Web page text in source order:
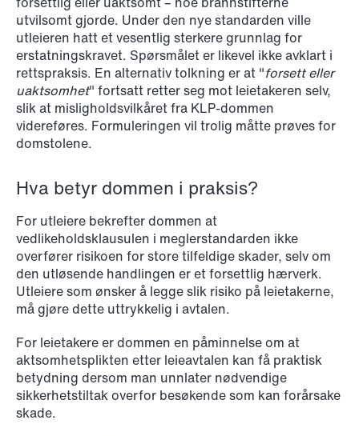
NEWS
prövningstillstånd från andra kvartalet
Read more
utvilsomt gjorde. Under den nye standarden ville
utleieren hatt et vesentlig sterkere grunnlag for
erstatningskravet. Spørsmålet er likevel ikke avklart i
rettspraksis. En alternativ tolkning er at "forsett eller
uaktsomhet" fortsatt retter seg mot leietakeren selv,
slik at misligholdsvilkåret fra KLP-dommen
videreføres. Formuleringen vil trolig måtte prøves for
domstolene.
Hva betyr dommen i praksis?
For utleiere bekrefter dommen at
vedlikeholdsklausulen i meglerstandarden ikke
overfører risikoen for store tilfeldige skader, selv om
den utløsende handlingen er et forsettlig hærverk.
Utleiere som ønsker å legge slik risiko på leietakerne,
må gjøre dette uttrykkelig i avtalen.
For leietakere er dommen en påminnelse om at
aktsomhetsplikten etter leieavtalen kan få praktisk
betydning dersom man unnlater nødvendige
sikkerhetstiltak overfor besøkende som kan forårsake
skade.